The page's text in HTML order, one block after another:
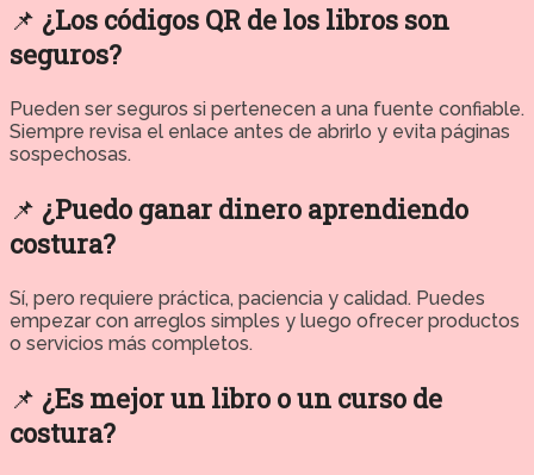
📌 ¿Los códigos QR de los libros son
seguros?
Pueden ser seguros si pertenecen a una fuente confiable.
Siempre revisa el enlace antes de abrirlo y evita páginas
sospechosas.
📌 ¿Puedo ganar dinero aprendiendo
costura?
Sí, pero requiere práctica, paciencia y calidad. Puedes
empezar con arreglos simples y luego ofrecer productos
o servicios más completos.
📌 ¿Es mejor un libro o un curso de
costura?